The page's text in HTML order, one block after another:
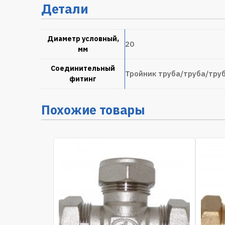
Детали
Диаметр условный,
мм
20
Соединительный
фитинг
Тройник труба/труба/
Похожие товары